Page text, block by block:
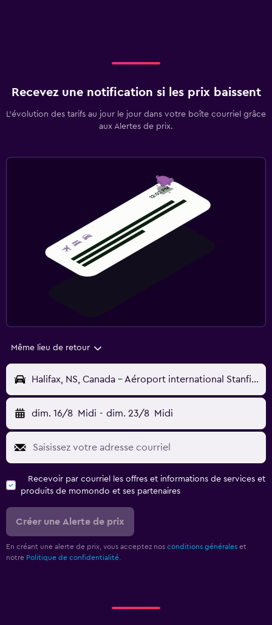
Recevez une notification si les prix baissent
L’évolution des tarifs au jour le jour dans votre boîte courriel grâce
aux Alertes de prix.
Même lieu de retour
Halifax, NS, Canada - Aéroport international Stanfield d'Halifax (YHZ)
dim. 16/8 Midi - dim. 23/8 Midi
Recevoir par courriel les offres et informations de services et
produits de momondo et ses partenaires
Créer une Alerte de prix
En créant une alerte de prix, vous acceptez nos conditions générales et
notre Politique de confidentialité.